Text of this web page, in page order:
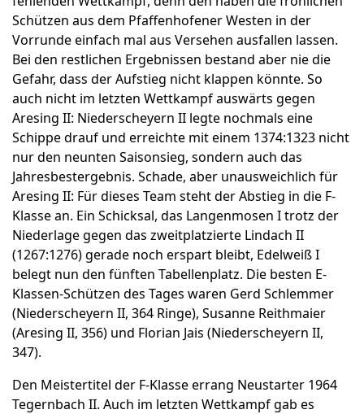
Schützen aus dem Pfaffenhofener Westen in der
Vorrunde einfach mal aus Versehen ausfallen lassen.
Bei den restlichen Ergebnissen bestand aber nie die
Gefahr, dass der Aufstieg nicht klappen könnte. So
auch nicht im letzten Wettkampf auswärts gegen
Aresing II: Niederscheyern II legte nochmals eine
Schippe drauf und erreichte mit einem 1374:1323 nicht
nur den neunten Saisonsieg, sondern auch das
Jahresbestergebnis. Schade, aber unausweichlich für
Aresing II: Für dieses Team steht der Abstieg in die F-
Klasse an. Ein Schicksal, das Langenmosen I trotz der
Niederlage gegen das zweitplatzierte Lindach II
(1267:1276) gerade noch erspart bleibt, Edelweiß I
belegt nun den fünften Tabellenplatz. Die besten E-
Klassen-Schützen des Tages waren Gerd Schlemmer
(Niederscheyern II, 364 Ringe), Susanne Reithmaier
(Aresing II, 356) und Florian Jais (Niederscheyern II,
347).
Den Meistertitel der F-Klasse errang Neustarter 1964
Tegernbach II. Auch im letzten Wettkampf gab es